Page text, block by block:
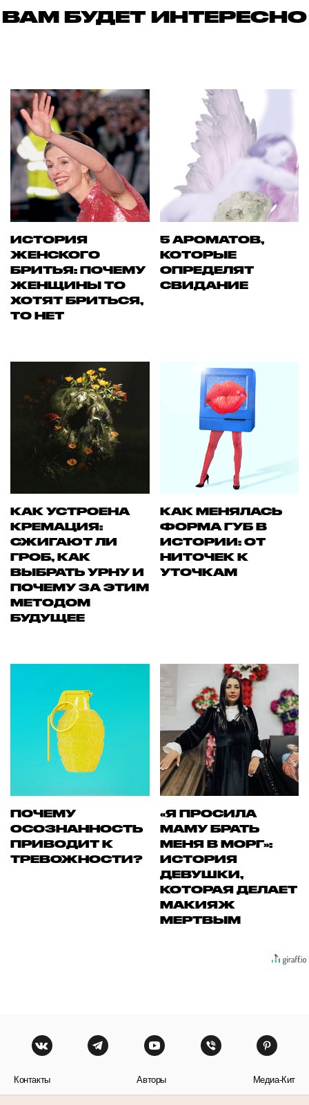
ВАМ БУДЕТ ИНТЕРЕСНО
ИСТОРИЯ
ЖЕНСКОГО
БРИТЬЯ: ПОЧЕМУ
ЖЕНЩИНЫ ТО
ХОТЯТ БРИТЬСЯ,
ТО НЕТ
5 АРОМАТОВ,
КОТОРЫЕ
ОПРЕДЕЛЯТ
СВИДАНИЕ
КАК УСТРОЕНА
КРЕМАЦИЯ:
СЖИГАЮТ ЛИ
ГРОБ, КАК
ВЫБРАТЬ УРНУ И
ПОЧЕМУ ЗА ЭТИМ
МЕТОДОМ
БУДУЩЕЕ
КАК МЕНЯЛАСЬ
ФОРМА ГУБ В
ИСТОРИИ: ОТ
НИТОЧЕК К
УТОЧКАМ
ПОЧЕМУ
ОСОЗНАННОСТЬ
ПРИВОДИТ К
ТРЕВОЖНОСТИ?
«Я ПРОСИЛА
МАМУ БРАТЬ
МЕНЯ В МОРГ»:
ИСТОРИЯ
ДЕВУШКИ,
КОТОРАЯ ДЕЛАЕТ
МАКИЯЖ
МЕРТВЫМ
Контакты Авторы Медиа-Кит